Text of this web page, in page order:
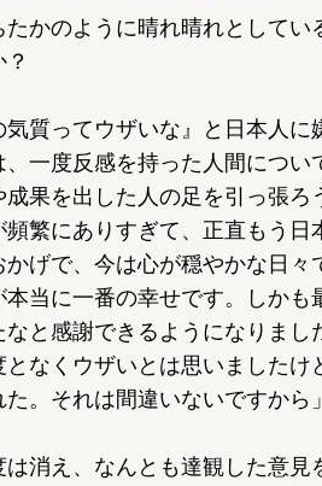
かのように晴れ晴れとしてい
気質ってウザいな』と日本人
一度反感を持った人間につい
果を出した人の足を引っ張ろ
頻繁にありすぎて、正直もう
げで、今は心が穏やかな日々
当に一番の幸せです。しかも
と感謝できるようになりまし
なくウザいとは思いましたけ
。それは間違いないですから」
消え、なんとも達観した意見